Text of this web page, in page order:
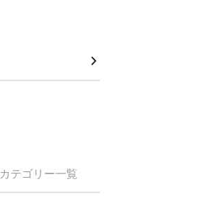
カテゴリー一覧